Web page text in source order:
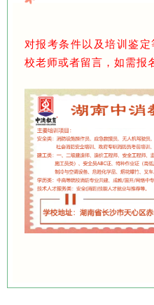
对报考条件以及培训鉴
校老师或者留言，如需报